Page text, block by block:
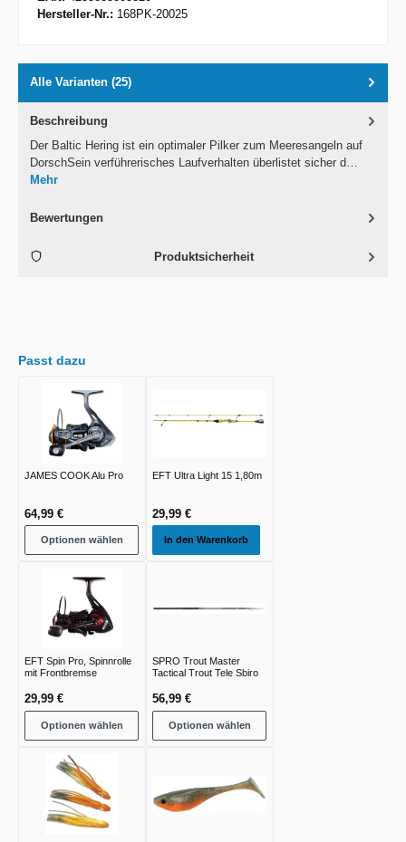
Hersteller-Nr.: 168PK-20025
Alle Varianten (25)
Beschreibung
Der Baltic Hering ist ein optimaler Pilker zum Meeresangeln auf
DorschSein verführerisches Laufverhalten überlistet sicher d…
Mehr
Bewertungen
Produktsicherheit
Passt dazu
JAMES COOK Alu Pro
64,99 €
Optionen wählen
EFT Ultra Light 15 1,80m
29,99 €
In den Warenkorb
EFT Spin Pro, Spinnrolle
mit Frontbremse
29,99 €
Optionen wählen
SPRO Trout Master
Tactical Trout Tele Sbiro
56,99 €
Optionen wählen